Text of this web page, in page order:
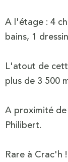
A l'étage : 4
bains, 1
L'atout de
plus de 3 500
A proximité
Philibert.
Rare à Crac'h !